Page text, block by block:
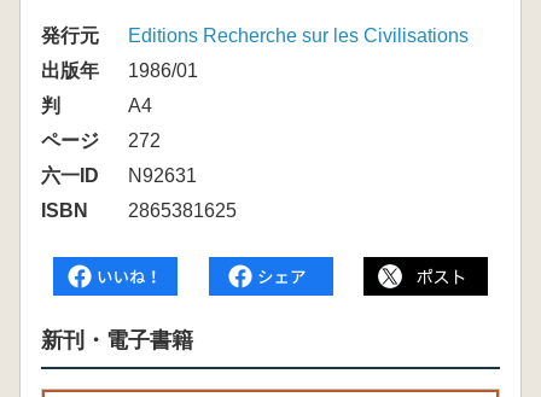
発行元
Editions Recherche sur les Civilisations
出版年
1986/01
判
A4
ページ
272
六一ID
N92631
ISBN
2865381625
新刊・電子書籍